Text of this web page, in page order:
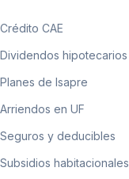
Crédito CAE
Dividendos hipotecarios
Planes de Isapre
Arriendos en UF
Seguros y deducibles
Subsidios habitacionales